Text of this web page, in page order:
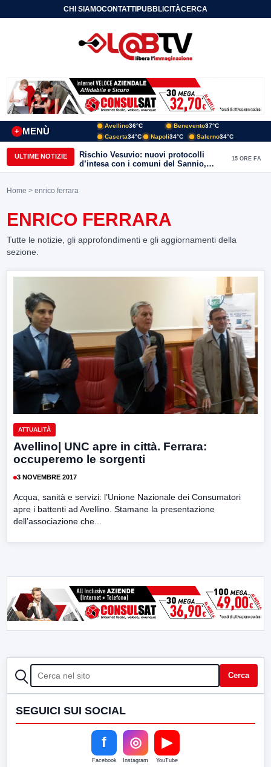
CHI SIAMOCONTATTIPUBBLICITÀCERCA
MENÙ
+
Avellino36°C Benevento37°C
Caserta34°C Napoli34°C Salerno34°C
ULTIME NOTIZIE
Rischio Vesuvio: nuovi protocolli
d’intesa con i comuni del Sannio,
firmato il protocollo con Arpaise
15 ORE FA
Home > enrico ferrara
ENRICO FERRARA
Tutte le notizie, gli approfondimenti e gli aggiornamenti della
sezione.
ATTUALITÀ
Avellino| UNC apre in città. Ferrara:
occuperemo le sorgenti
3 NOVEMBRE 2017
Acqua, sanità e servizi: l’Unione Nazionale dei Consumatori
apre i battenti ad Avellino. Stamane la presentazione
dell’associazione che...
CERCA Cerca
SEGUICI SUI SOCIAL
f
Facebook
◎
Instagram
▶
YouTube